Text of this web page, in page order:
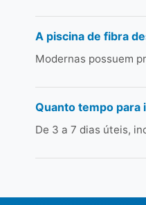
A piscina de fibra
Modernas possuem
Quanto tempo para
De 3 a 7 dias úteis,